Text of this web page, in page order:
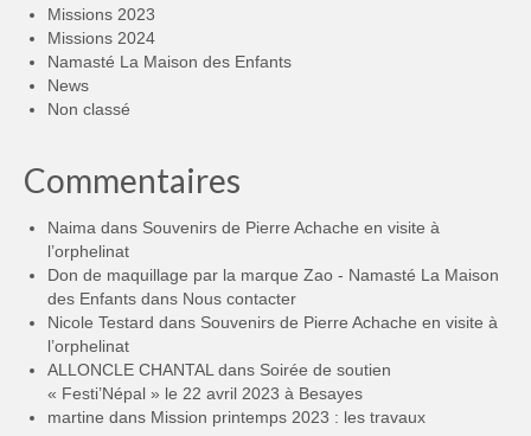
Missions 2023
Missions 2024
Namasté La Maison des Enfants
News
Non classé
Commentaires
Naima dans Souvenirs de Pierre Achache en visite à
l’orphelinat
Don de maquillage par la marque Zao - Namasté La Maison
des Enfants dans Nous contacter
Nicole Testard dans Souvenirs de Pierre Achache en visite à
l’orphelinat
ALLONCLE CHANTAL dans Soirée de soutien
« Festi’Népal » le 22 avril 2023 à Besayes
martine dans Mission printemps 2023 : les travaux